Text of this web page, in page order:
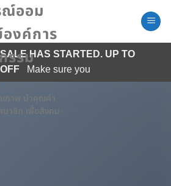
ออม
งค์การ
รรม
ภาพ นำคุณค่า
มาชิก เพื่อสังคม
HAS STARTED. UP TO
Make sure you